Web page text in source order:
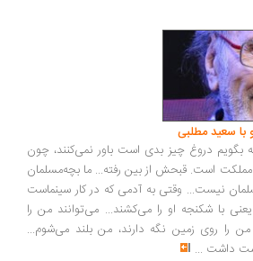
سعید مطلبی
بگویم دروغ چیز بدی است باور نمی‌کنند، چون
است. قبحش از بین رفته... ما بچه‌مسلمان
نیست... وقتی به آدمی که در کار سینماست
یعنی با شکنجه او را می‌کشند... می‌توانند من را
من را روی زمین نگه دارند، من بلند می‌شوم...
داشت ...